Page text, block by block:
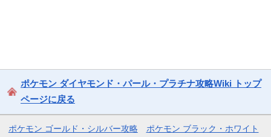
ポケモン ダイヤモンド・パール・プラチナ攻略Wiki トップ
ページに戻る
ポケモン ゴールド・シルバー攻略
ポケモン ブラック・ホワイト